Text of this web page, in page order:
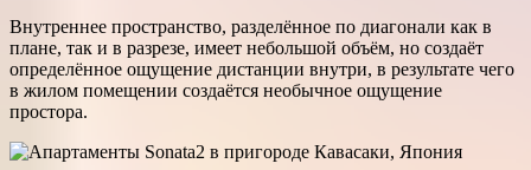
Внутреннее пространство, разделённое по диагонали как в
плане, так и в разрезе, имеет небольшой объём, но создаёт
определённое ощущение дистанции внутри, в результате чего
в жилом помещении создаётся необычное ощущение
простора.